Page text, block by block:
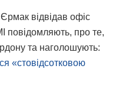
відвідав офіс
повідомляють, про те,
та наголошують:
«стовідсотковою